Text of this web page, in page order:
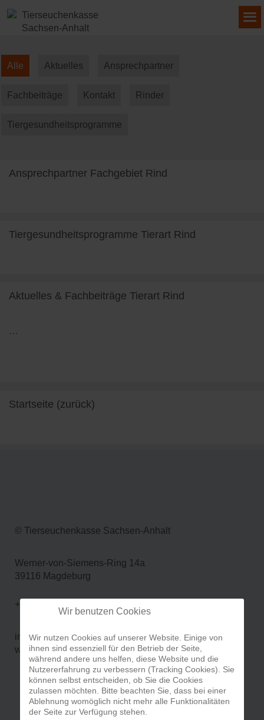
Alle Aktuelles Ansprechpartner
Fachbeiträge Kontakt Rinder
Tiergesundheitsprogramme
Ansprechpartner Fachgebiet Rind
Tiergesundheitsprogramme Tierart Rind
Aktuelles & Fachbeiträge Tierart Rind
…
Startseite (zurück)
© Tierseuchenkasse Sachsen-Anhalt
Werner-von-Siemens-Ring 14a
39116 Magdeburg
+49 (391) 73 250 11
info@tskst.de
www.tskst.de
Wir benutzen Cookies
Wir nutzen Cookies auf unserer Website. Einige von
ihnen sind essenziell für den Betrieb der Seite,
während andere uns helfen, diese Website und die
Nutzererfahrung zu verbessern (Tracking Cookies). Sie
können selbst entscheiden, ob Sie die Cookies
zulassen möchten. Bitte beachten Sie, dass bei einer
Ablehnung womöglich nicht mehr alle Funktionalitäten
der Seite zur Verfügung stehen.